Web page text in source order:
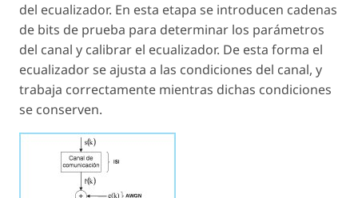
del ecualizador. En esta etapa se introducen cadenas
de bits de prueba para determinar los parámetros
del canal y calibrar el ecualizador. De esta forma el
ecualizador se ajusta a las condiciones del canal, y
trabaja correctamente mientras dichas condiciones
se conserven.